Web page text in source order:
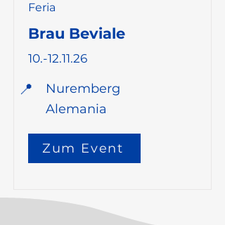
Feria
Brau Beviale
10.-12.11.26
📍
Nuremberg
Alemania
Zum Event